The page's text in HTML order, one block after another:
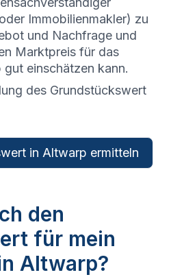
Immobilienmakler) zu
und Nachfrage und
Marktpreis für das
einschätzen kann.
des Grundstückswert
in Altwarp ermitteln
den
für mein
Altwarp?